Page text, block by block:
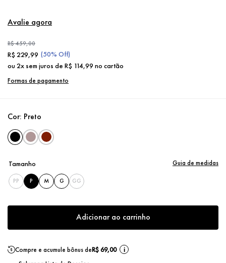
Avalie agora
R$459,00
R$ 229,99 (50% Off)
ou2x sem juros de R$ 114,99 no cartão
Formas de pagamento
Cor: Preto
Tamanho
PP P M G GG
Guia de medidas
Adicionar ao carrinho
Compre e acumule bônus deR$ 69,00 i